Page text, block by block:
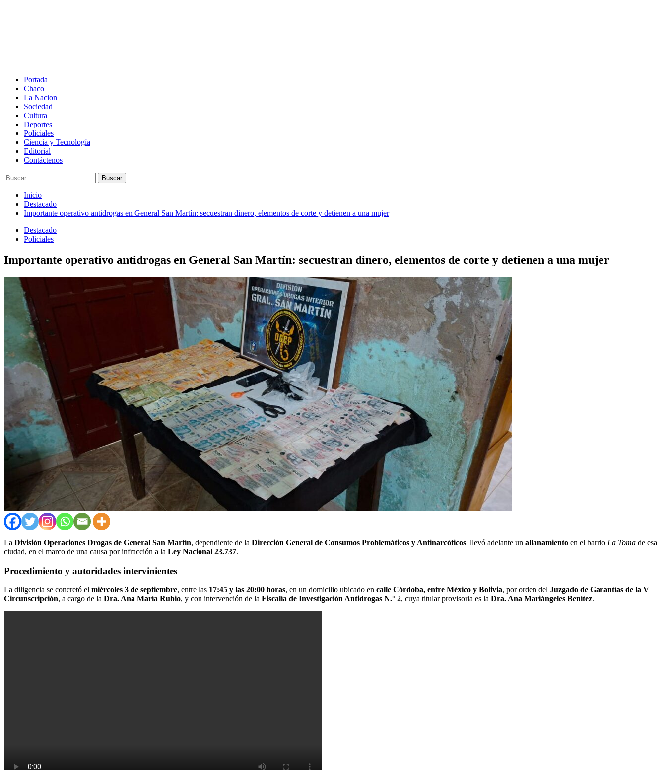
Portada
Chaco
La Nacion
Sociedad
Cultura
Deportes
Policiales
Ciencia y Tecnología
Editorial
Contáctenos
Buscar:
Inicio
Destacado
Importante operativo antidrogas en General San Martín: secuestran dinero, elementos de corte y detienen a una mujer
Destacado
Policiales
Importante operativo antidrogas en General San Martín: secuestran dinero, elementos de corte y detienen a una mujer
La División Operaciones Drogas de General San Martín, dependiente de la Dirección General de Consumos Problemáticos y Antinarcóticos, llevó adelante un allanamiento en el barrio La Toma de esa
ciudad, en el marco de una causa por infracción a la Ley Nacional 23.737.
Procedimiento y autoridades intervinientes
La diligencia se concretó el miércoles 3 de septiembre, entre las 17:45 y las 20:00 horas, en un domicilio ubicado en calle Córdoba, entre México y Bolivia, por orden del Juzgado de Garantías de la V
Circunscripción, a cargo de la Dra. Ana María Rubio, y con intervención de la Fiscalía de Investigación Antidrogas N.° 2, cuya titular provisoria es la Dra. Ana Mariángeles Benítez.